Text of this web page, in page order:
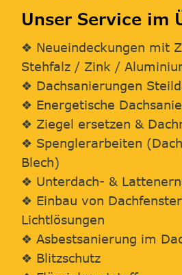
Unser Service im
❖ Neueindeckungen mit
Stehfalz / Zink /
❖ Dachsanierungen
❖ Energetische
❖ Ziegel ersetzen &
❖ Spenglerarbeiten
Blech)
❖ Unterdach- &
❖ Einbau von
Lichtlösungen
❖ Asbestsanierung im
❖ Blitzschutz